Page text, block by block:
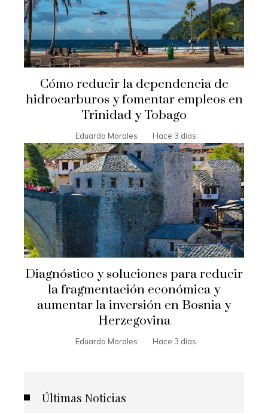
Cómo reducir la dependencia de
hidrocarburos y fomentar empleos en
Trinidad y Tobago
Eduardo Morales Hace 3 días
Diagnóstico y soluciones para reducir
la fragmentación económica y
aumentar la inversión en Bosnia y
Herzegovina
Eduardo Morales Hace 3 días
Últimas Noticias